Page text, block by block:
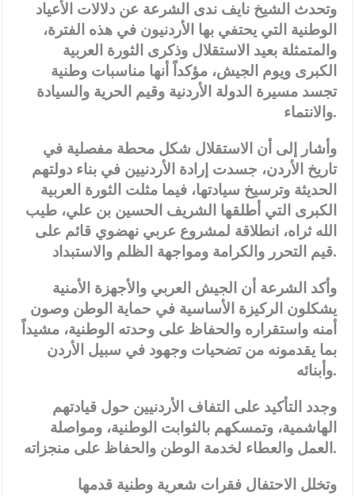
وتحدث الشيخ نايف ندى الشرعة عن دلالات الأعياد
الوطنية التي يحتفي بها الأردنيون في هذه الفترة،
والمتمثلة بعيد الاستقلال وذكرى الثورة العربية
الكبرى ويوم الجيش، مؤكداً أنها مناسبات وطنية
تجسد مسيرة الدولة الأردنية وقيم الحرية والسيادة
والانتماء.
وأشار إلى أن الاستقلال شكل محطة مفصلية في
تاريخ الأردن، جسدت إرادة الأردنيين في بناء دولتهم
الحديثة وترسيخ سيادتها، فيما مثلت الثورة العربية
الكبرى التي أطلقها الشريف الحسين بن علي، طيب
الله ثراه، انطلاقة لمشروع عربي نهضوي قائم على
قيم التحرر والكرامة ومواجهة الظلم والاستبداد.
وأكد الشرعة أن الجيش العربي والأجهزة الأمنية
يشكلون الركيزة الأساسية في حماية الوطن وصون
أمنه واستقراره والحفاظ على وحدته الوطنية، مشيداً
بما يقدمونه من تضحيات وجهود في سبيل الأردن
وأبنائه.
وجدد التأكيد على التفاف الأردنيين حول قيادتهم
الهاشمية، وتمسكهم بالثوابت الوطنية، ومواصلة
العمل والعطاء لخدمة الوطن والحفاظ على منجزاته.
وتخلل الاحتفال فقرات شعرية وطنية قدمها